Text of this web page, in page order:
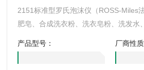
2151标准型罗氏泡沫仪（ROSS-Miles
肥皂、合成洗衣粉、洗衣皂粉、洗发水
自一定垂直位置向下降落,在刻度管小央
高度,测定其泡沫活动数值.符合GB/
产品型号：
厂商性质